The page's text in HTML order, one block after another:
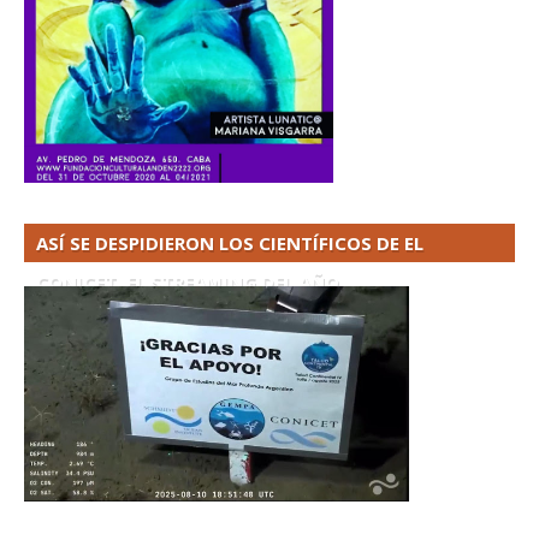
ASÍ SE DESPIDIERON LOS CIENTÍFICOS DE EL
CONICET. EL STREAMING DEL AÑO